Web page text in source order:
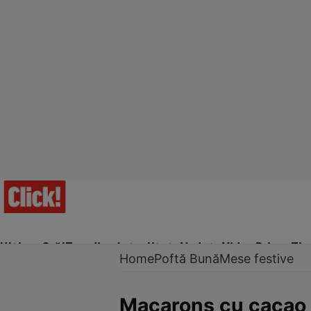
Ultima Oră!Trending Actualitate Vedete Video Prime Time
HomePoftă BunăMese festive
Macarons cu cacao